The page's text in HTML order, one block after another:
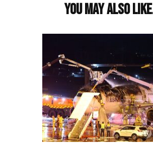
You may also